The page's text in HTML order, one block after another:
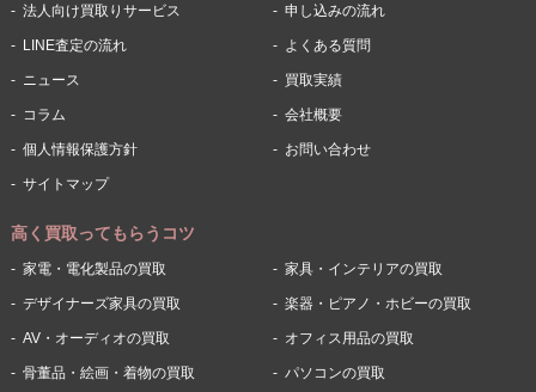
法人向け買取りサービス 申し込みの流れ
LINE査定の流れ よくある質問
ニュース 買取実績
コラム 会社概要
個人情報保護方針 お問い合わせ
サイトマップ
高く買取ってもらうコツ
家電・電化製品の買取 家具・インテリアの買取
デザイナーズ家具の買取 楽器・ピアノ・ホビーの買取
AV・オーディオの買取 オフィス用品の買取
骨董品・絵画・着物の買取 パソコンの買取